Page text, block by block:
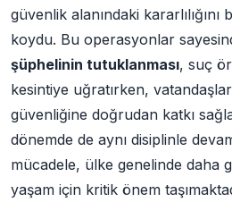
güvenlik alanındaki
koydu. Bu operasyonlar
şüphelinin tutuklanması, suç
kesintiye uğratırken,
güvenliğine doğrudan katkı
dönemde de aynı disiplinle
mücadele, ülke genelinde daha
yaşam için kritik önem